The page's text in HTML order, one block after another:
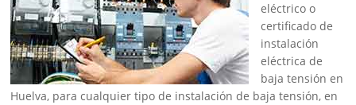
eléctrico o
certificado de
instalación
eléctrica de
baja tensión en
Huelva, para cualquier tipo de instalación de baja tensión, en